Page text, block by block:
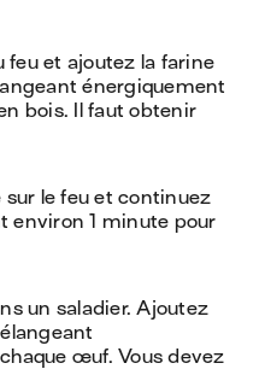
feu et ajoutez la farine
énergiquement
bois. Il faut obtenir
sur le feu et continuez
environ 1 minute pour
un saladier. Ajoutez
œuf. Vous devez